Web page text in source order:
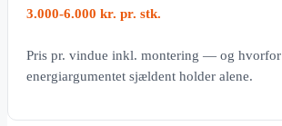
3.000-6.000 kr. pr. stk.
Pris pr. vindue inkl. montering — og hvorfor
energiargumentet sjældent holder alene.